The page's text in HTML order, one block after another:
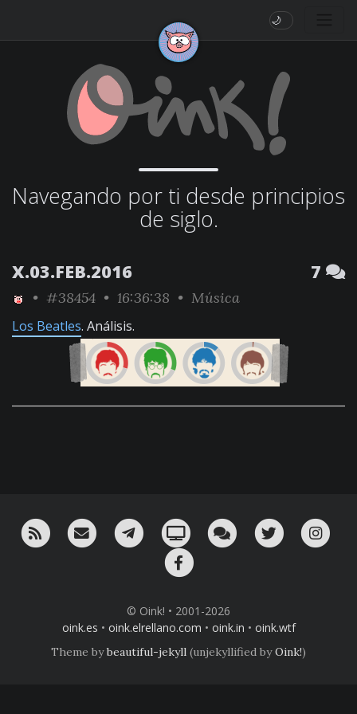
🌙
Navegando por ti desde principios
de siglo.
X.03.FEB.2016 7
• #38454 • 16:36:38 • Música
Los Beatles. Análisis.
RSS ¡Mándame un email!¡Nuestro canal en Telegram!
Oink! TV Charla con nosotros
Twitter
© Oink! • 2001-2026
oink.es • oink.elrellano.com • oink.in • oink.wtf
Theme bybeautiful-jekyll (unjekyllified byOink!)